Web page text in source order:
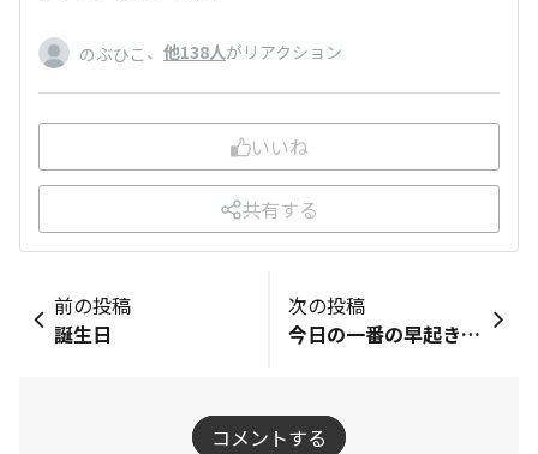
のぶひこ 、 他138人がリアクション
いいね
共有する
前の投稿
誕生日
次の投稿
今日の一番の早起きさん😊✨
コメントする